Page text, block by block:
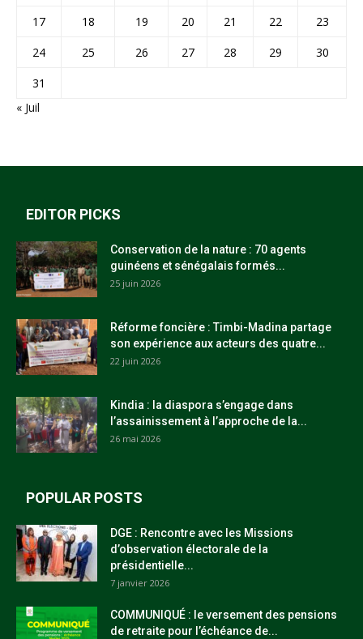
17
18 19 20 21 22
23
24
25 26 27 28 29
30
31
« Juil
EDITOR PICKS
Conservation de la nature : 70 agents
guinéens et sénégalais formés...
25 juin 2026
Réforme foncière : Timbi-Madina partage
son expérience aux acteurs des quatre...
22 juin 2026
Kindia : la diaspora s’engage dans
l’assainissement à l’approche de la...
26 mai 2026
POPULAR POSTS
DGE : Rencontre avec les Missions
d’observation électorale de la
présidentielle...
7 janvier 2026
COMMUNIQUÉ : le versement des pensions
de retraite pour l’échéance de...